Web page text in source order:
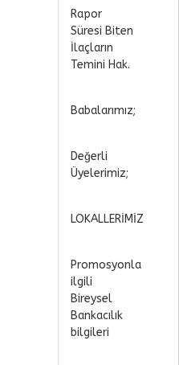
Rapor
Süresi Biten
İlaçların
Temini Hak.
Babalarımız;
Değerli
Üyelerimiz;
LOKALLERİMİZ
Promosyonla
ilgili
Bireysel
Bankacılık
bilgileri